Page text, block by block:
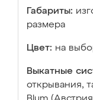
Габариты:
размера
Цвет: на
Выкатные
открывания,